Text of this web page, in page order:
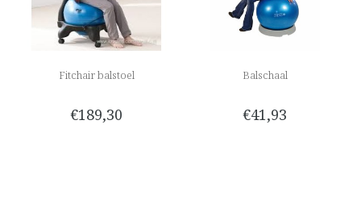
Fitchair balstoel
€189,30
Balschaal
€41,93